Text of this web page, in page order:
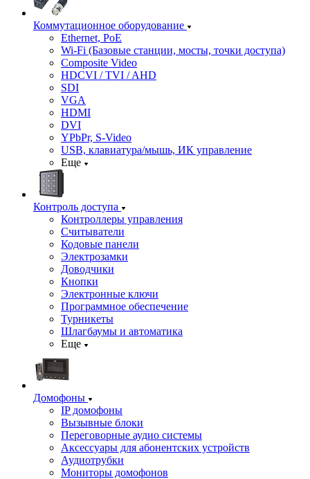
Коммутационное оборудование
Ethernet, PoE
Wi-Fi (Базовые станции, мосты, точки доступа)
Composite Video
HDCVI / TVI / AHD
SDI
VGA
HDMI
DVI
YPbPr, S-Video
USB, клавиатура/мышь, ИК управление
Еще
Контроль доступа
Контроллеры управления
Считыватели
Кодовые панели
Электрозамки
Доводчики
Кнопки
Электронные ключи
Программное обеспечение
Турникеты
Шлагбаумы и автоматика
Еще
Домофоны
IP домофоны
Вызывные блоки
Переговорные аудио системы
Аксессуары для абонентских устройств
Аудиотрубки
Мониторы домофонов